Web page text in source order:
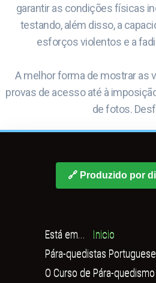
garantir as condições físicas
testando, além disso, a
esforços violentos e a
A melhor forma de mostrar as
provas de acesso até à
de fotos.
🔗 Produzido por
Está em...
Inicio
Pára-quedistas
O Curso de Pára-quedismo